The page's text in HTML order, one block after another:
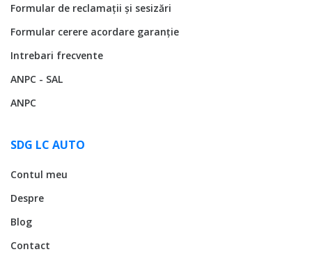
Formular de reclamații și sesizări
Formular cerere acordare garanție
Intrebari frecvente
ANPC - SAL
ANPC
SDG LC AUTO
Contul meu
Despre
Blog
Contact